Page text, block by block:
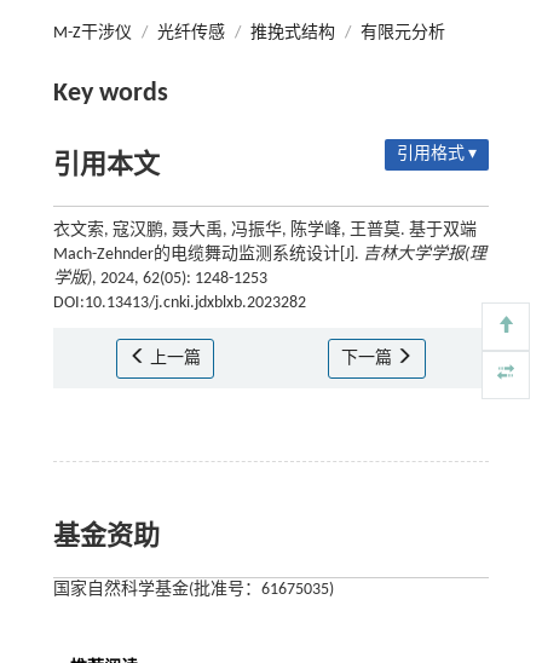
M-Z干涉仪 / 光纤传感 / 推挽式结构 / 有限元分析
Key words
引用本文 引用格式 ▾
衣文索, 寇汉鹏, 聂大禹, 冯振华, 陈学峰, 王普莫. 基于双端
Mach-Zehnder的电缆舞动监测系统设计[J]. 吉林大学学报(理
学版), 2024, 62(05): 1248-1253
DOI:10.13413/j.cnki.jdxblxb.2023282
上一篇 下一篇
基金资助
国家自然科学基金(批准号：61675035)